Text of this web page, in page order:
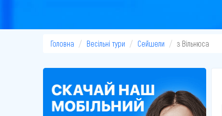
Головна Весільні тури Сейшели з Вільнюса